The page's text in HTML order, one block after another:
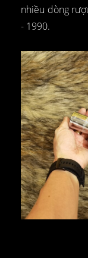
nhiều dòng
- 1990.